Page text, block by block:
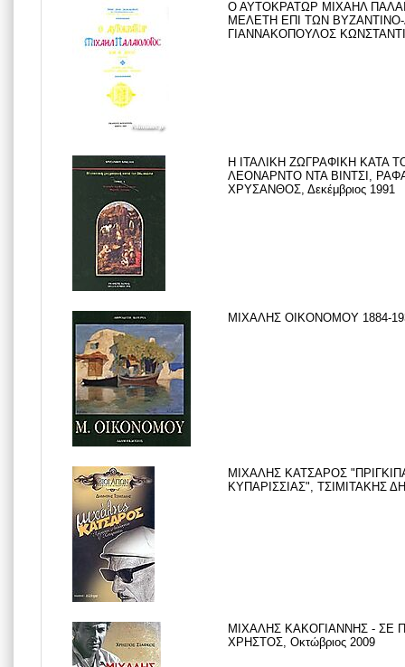
Ο ΑΥΤΟΚΡΑΤΩΡ ΜΙΧΑΗΛ
ΜΕΛΕΤΗ ΕΠΙ ΤΩΝ
ΓΙΑΝΝΑΚΟΠΟΥΛΟΣ
Η ΙΤΑΛΙΚΗ ΖΩΓΡΑΦΙΚΗ ΚΑΤΑ
ΛΕΟΝΑΡΝΤΟ ΝΤΑ ΒΙΝΤΣΙ,
ΧΡΥΣΑΝΘΟΣ, Δεκέμβριος 1991
ΜΙΧΑΛΗΣ ΟΙΚΟΝΟΜΟΥ 1884-
ΜΙΧΑΛΗΣ ΚΑΤΣΑΡΟΣ
ΚΥΠΑΡΙΣΣΙΑΣ", ΤΣΙΜΙΤΑΚΗΣ
ΜΙΧΑΛΗΣ ΚΑΚΟΓΙΑΝΝΗΣ - ΣΕ
ΧΡΗΣΤΟΣ, Οκτώβριος 2009